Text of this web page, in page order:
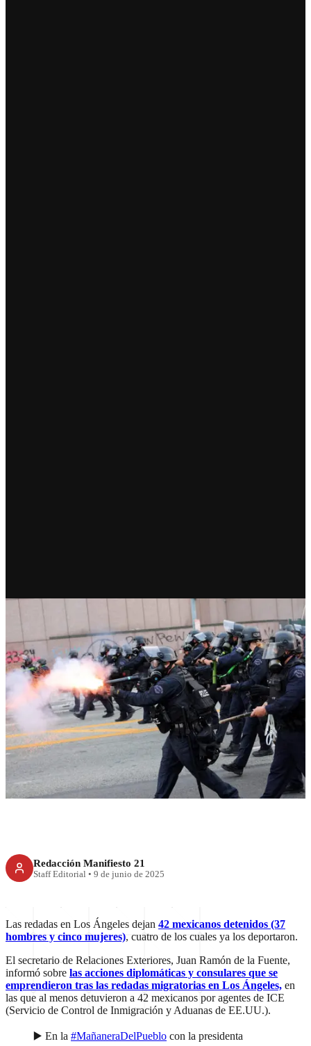
RECIENTE
Red consular refuerza
protección a migrantes por
redadas en Los Ángeles
Redacción Manifiesto 21
Staff Editorial • 9 de junio de 2025
Las redadas en Los Ángeles dejan 42 mexicanos detenidos (37
hombres y cinco mujeres), cuatro de los cuales ya los deportaron.
El secretario de Relaciones Exteriores, Juan Ramón de la Fuente,
informó sobre las acciones diplomáticas y consulares que se
emprendieron tras las redadas migratorias en Los Ángeles, en
las que al menos detuvieron a 42 mexicanos por agentes de ICE
(Servicio de Control de Inmigración y Aduanas de EE.UU.).
▶️ En la #MañaneraDelPueblo con la presidenta